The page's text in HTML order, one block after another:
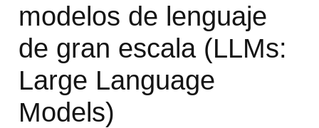
modelos de lenguaje
de gran escala (LLMs:
Large Language
Models)